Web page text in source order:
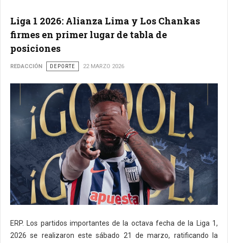
Liga 1 2026: Alianza Lima y Los Chankas
firmes en primer lugar de tabla de
posiciones
REDACCIÓN DEPORTE 22 MARZO 2026
ERP. Los partidos importantes de la octava fecha de la Liga 1,
2026 se realizaron este sábado 21 de marzo, ratificando la